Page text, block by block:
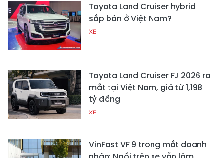
Toyota Land Cruiser hybrid
sắp bán ở Việt Nam?
XE
Toyota Land Cruiser FJ 2026 ra
mắt tại Việt Nam, giá từ 1,198
tỷ đồng
XE
VinFast VF 9 trong mắt doanh